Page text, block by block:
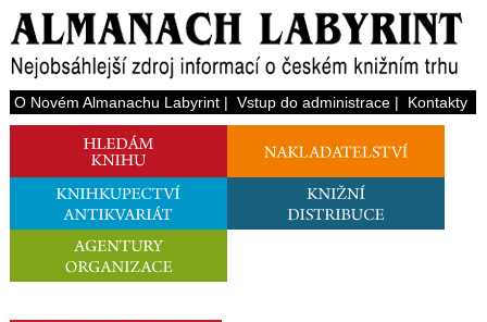
O Novém Almanachu Labyrint| Vstup do administrace| Kontakty